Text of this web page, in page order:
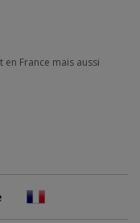
France mais aussi